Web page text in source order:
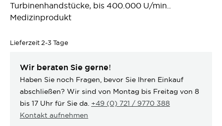
Turbinenhandstücke, bis 400.000 U/min..
Medizinprodukt
Lieferzeit 2-3 Tage
Wir beraten Sie gerne!
Haben Sie noch Fragen, bevor Sie Ihren Einkauf
abschließen? Wir sind von Montag bis Freitag von 8
bis 17 Uhr für Sie da. +49 (0) 721 / 9770 388
Kontakt aufnehmen